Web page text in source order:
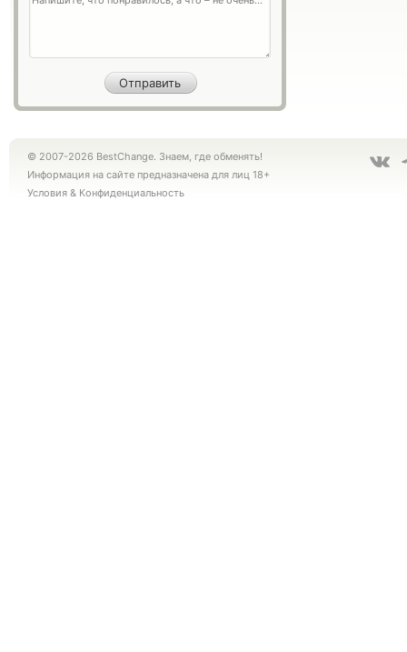
© 2007-2026 BestChange. Знаем, где обменять!
Информация на сайте предназначена для лиц 18+
Условия & Конфиденциальность